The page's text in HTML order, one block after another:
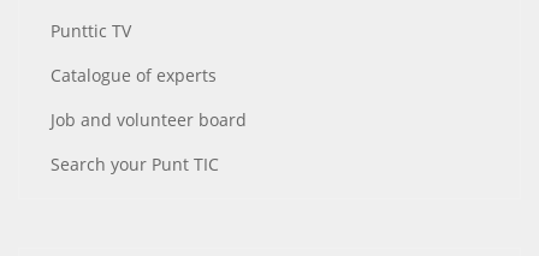
Punttic TV
Catalogue of experts
Job and volunteer board
Search your Punt TIC